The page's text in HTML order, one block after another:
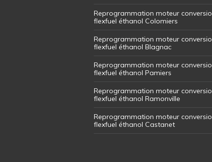
Reprogrammation moteur
flexfuel éthanol Colomiers
Reprogrammation moteur
flexfuel éthanol Blagnac
Reprogrammation moteur
flexfuel éthanol Pamiers
Reprogrammation moteur
flexfuel éthanol Ramonville
Reprogrammation moteur
flexfuel éthanol Castanet